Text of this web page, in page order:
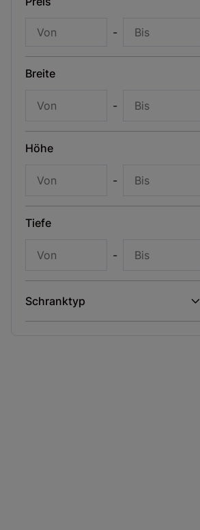
-
Breite
-
Höhe
-
Tiefe
-
Schranktyp